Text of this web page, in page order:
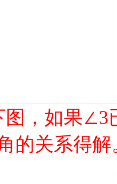
图，如果∠3
的关系得解